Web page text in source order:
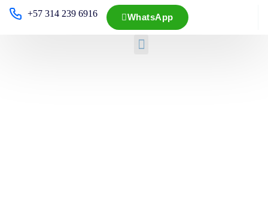
+57 314 239 6916 WhatsApp